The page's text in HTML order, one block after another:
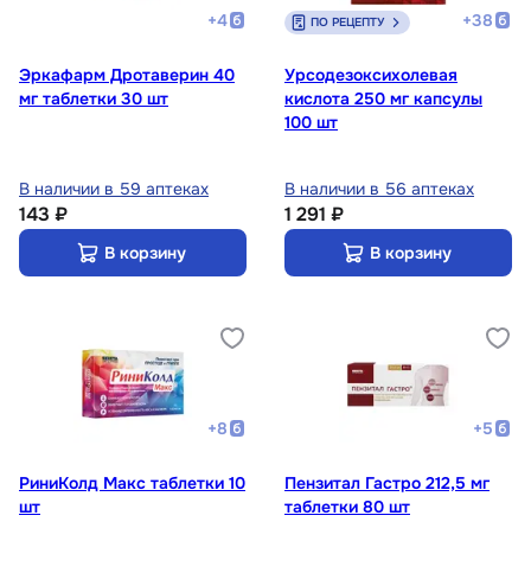
+4
Эркафарм Дротаверин 40
мг таблетки 30 шт
В наличии в 59 аптеках
143 ₽
В корзину
ПО РЕЦЕПТУ +38
Урсодезоксихолевая
кислота 250 мг капсулы
100 шт
В наличии в 56 аптеках
1 291 ₽
В корзину
+8
РиниКолд Макс таблетки 10
шт
+5
Пензитал Гастро 212,5 мг
таблетки 80 шт